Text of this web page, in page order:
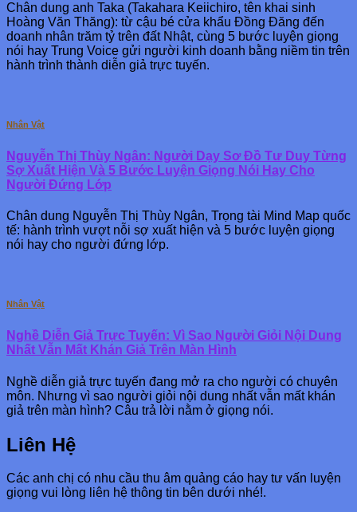
Chân dung anh Taka (Takahara Keiichiro, tên khai sinh
Hoàng Văn Thăng): từ cậu bé cửa khẩu Đồng Đăng đến
doanh nhân trăm tỷ trên đất Nhật, cùng 5 bước luyện giọng
nói hay Trung Voice gửi người kinh doanh bằng niềm tin trên
hành trình thành diễn giả trực tuyến.
Nhân Vật
Nguyễn Thị Thùy Ngân: Người Dạy Sơ Đồ Tư Duy Từng
Sợ Xuất Hiện Và 5 Bước Luyện Giọng Nói Hay Cho
Người Đứng Lớp
Chân dung Nguyễn Thị Thùy Ngân, Trọng tài Mind Map quốc
tế: hành trình vượt nỗi sợ xuất hiện và 5 bước luyện giọng
nói hay cho người đứng lớp.
Nhân Vật
Nghề Diễn Giả Trực Tuyến: Vì Sao Người Giỏi Nội Dung
Nhất Vẫn Mất Khán Giả Trên Màn Hình
Nghề diễn giả trực tuyến đang mở ra cho người có chuyên
môn. Nhưng vì sao người giỏi nội dung nhất vẫn mất khán
giả trên màn hình? Câu trả lời nằm ở giọng nói.
Liên Hệ
Các anh chị có nhu cầu thu âm quảng cáo hay tư vấn luyện
giọng vui lòng liên hệ thông tin bên dưới nhé!.